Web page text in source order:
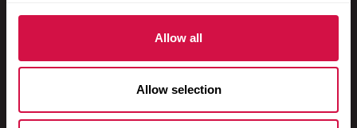
Allow all
Allow selection
Roslinożercy